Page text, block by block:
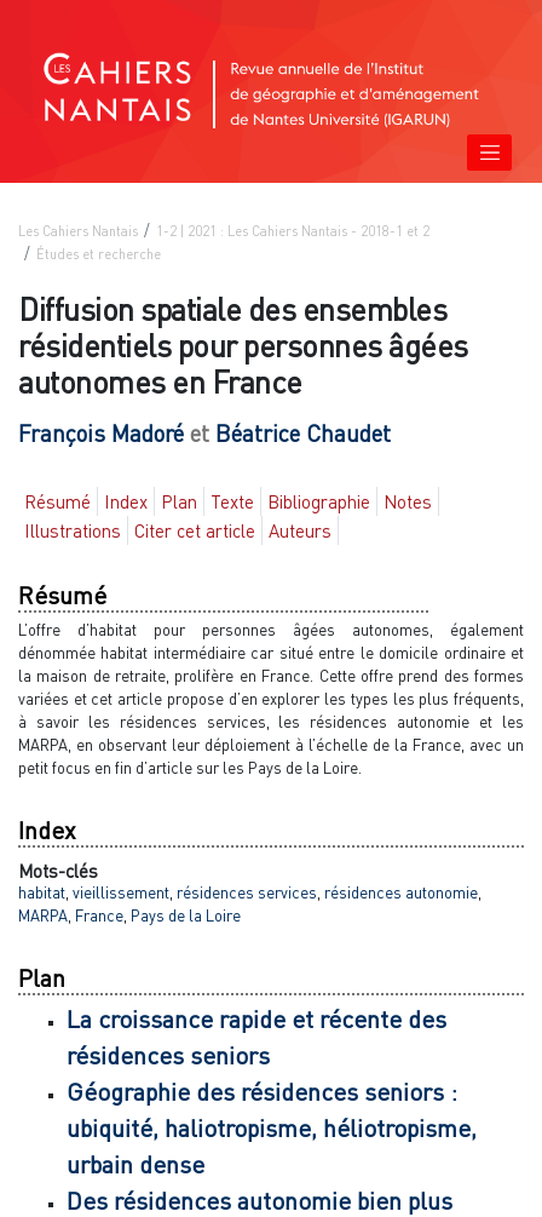
Les Cahiers Nantais
1-2 | 2021 : Les Cahiers Nantais - 2018-1 et 2
Études et recherche
Diffusion spatiale des ensembles
résidentiels pour personnes âgées
autonomes en France
François Madoré et Béatrice Chaudet
Résumé Index Plan Texte Bibliographie
Notes
Illustrations
Citer cet article Auteurs
Résumé
L’offre d’habitat pour personnes âgées autonomes, également
dénommée habitat intermédiaire car situé entre le domicile ordinaire et
la maison de retraite, prolifère en France. Cette offre prend des formes
variées et cet article propose d’en explorer les types les plus fréquents,
à savoir les résidences services, les résidences autonomie et les
MARPA, en observant leur déploiement à l’échelle de la France, avec un
petit focus en fin d’article sur les Pays de la Loire.
Index
Mots-clés
habitat vieillissement résidences services résidences autonomie
MARPA France Pays de la Loire
Plan
La croissance rapide et récente des
résidences seniors
Géographie des résidences seniors :
ubiquité, haliotropisme, héliotropisme,
urbain dense
Des résidences autonomie bien plus